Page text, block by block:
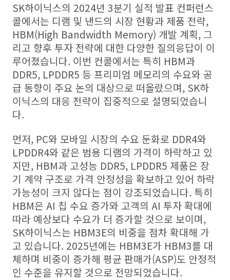
SK하이닉스의 2024년 3분기 실적 발표 컨퍼런스
콜에서는 디램 및 낸드의 시장 현황과 제품 전략,
HBM(High Bandwidth Memory) 개발 계획, 그
리고 향후 투자 전략에 대한 다양한 질의응답이 이
루어졌습니다. 이번 컨콜에서는 특히 HBM과
DDR5, LPDDR5 등 프리미엄 메모리의 수요와 공
급 동향이 주요 논의 대상으로 떠올랐으며, SK하
이닉스의 대응 전략이 집중적으로 설명되었습니
다.
먼저, PC와 모바일 시장의 수요 둔화로 DDR4와
LPDDR4와 같은 범용 디램의 가격이 하락하고 있
지만, HBM과 고성능 DDR5, LPDDR5 제품은 장
기 계약 구조로 가격 안정성을 확보하고 있어 하락
가능성이 크지 않다는 점이 강조되었습니다. 특히
HBM은 AI 칩 수요 증가와 고객의 AI 투자 확대에
따라 예상보다 수요가 더 증가할 것으로 보이며,
SK하이닉스는 HBM3E의 비중을 점차 확대해 가
고 있습니다. 2025년에는 HBM3E가 HBM3를 대
체하며 비중이 증가해 평균 판매가(ASP)도 안정적
인 수준을 유지할 것으로 전망되었습니다.